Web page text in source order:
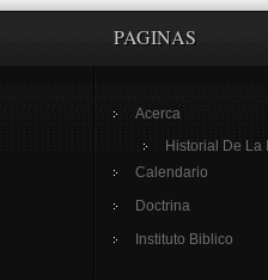
PAGINAS
Acerca
Historial De La
Calendario
Doctrina
Instituto Biblico